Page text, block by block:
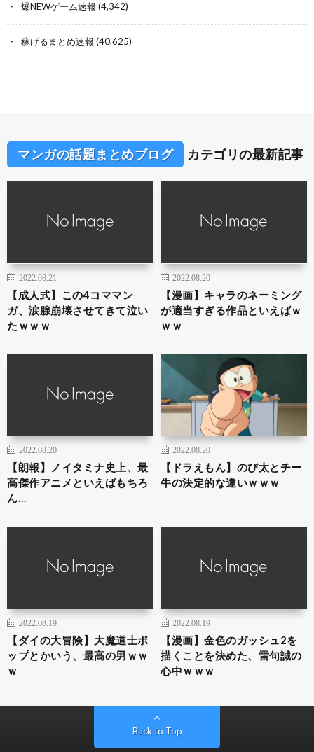
爆NEWゲーム速報 (4,342)
稼げるまとめ速報 (40,625)
マンガの話題まとめブログ カテゴリの最新記事
2022.08.21
【成人式】この4コママン
ガ、涙腺崩壊させてきて泣い
たｗｗｗ
2022.08.20
【漫画】キャラのネーミング
が適当すぎる作品といえばｗ
ｗｗ
2022.08.20
【朗報】ノイタミナ史上、最
高傑作アニメといえばもちろ
ん…
2022.08.20
【ドラえもん】のび太とチー
牛の決定的な違いｗｗｗ
2022.08.19
【ダイの大冒険】大魔道士ポ
ップとかいう、最高の男ｗｗ
ｗ
2022.08.19
【漫画】金色のガッシュ2を
描くことを決めた、雷句誠の
心中ｗｗｗ
Back to Top